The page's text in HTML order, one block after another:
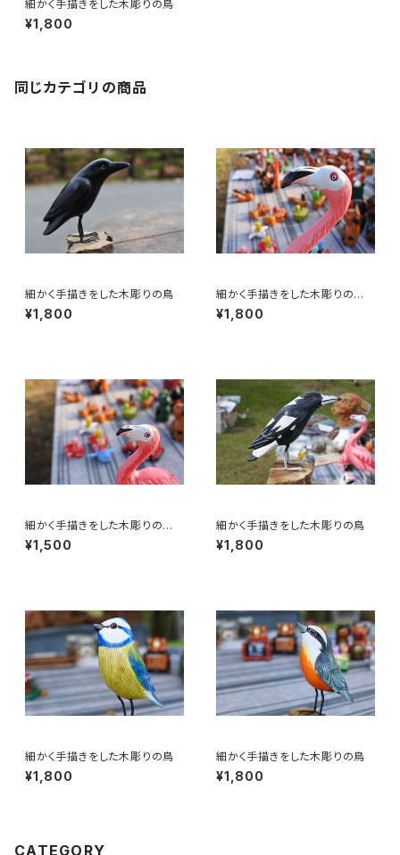
細かく手描きをした木彫りの鳥
¥1,800
同じカテゴリの商品
細かく手描きをした木彫りの鳥
¥1,800
細かく手描きをした木彫りの
鳥 フラミンゴ 30㎝
¥1,800
細かく手描きをした木彫りの
鳥 フラミンゴ 20㎝
¥1,500
細かく手描きをした木彫りの鳥
¥1,800
細かく手描きをした木彫りの鳥
¥1,800
細かく手描きをした木彫りの鳥
¥1,800
CATEGORY